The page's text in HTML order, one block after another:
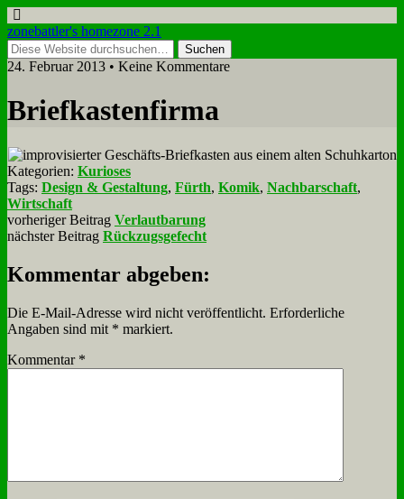
zonebattler's homezone 2.1
24. Februar 2013 • Keine Kommentare
Brief­ka­sten­fir­ma
Kategorien: Kurioses
Tags: Design & Gestaltung, Fürth, Komik, Nachbarschaft,
Wirtschaft
vorheriger Beitrag Verlautbarung
nächster Beitrag Rückzugsgefecht
Kommentar abgeben:
Die E-Mail-Adresse wird nicht veröffentlicht. Erforderliche
Angaben sind mit * markiert.
Kommentar *